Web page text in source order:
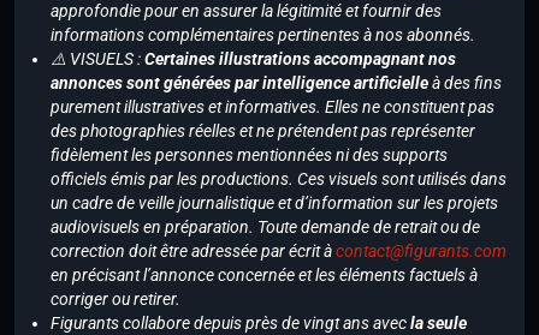
approfondie pour en assurer la légitimité et fournir des
informations complémentaires pertinentes à nos abonnés.
⚠️ VISUELS :Certaines illustrations accompagnant nos
annonces sont générées par intelligence artificielleà des fins
purement illustratives et informatives. Elles ne constituent pas
des photographies réelles et ne prétendent pas représenter
fidèlement les personnes mentionnées ni des supports
officiels émis par les productions. Ces visuels sont utilisés dans
un cadre de veille journalistique et d’information sur les projets
audiovisuels en préparation. Toute demande de retrait ou de
correction doit être adressée par écrit àcontact@figurants.com
en précisant l’annonce concernée et les éléments factuels à
corriger ou retirer.
Figurants collabore depuis près de vingt ans avecla seule